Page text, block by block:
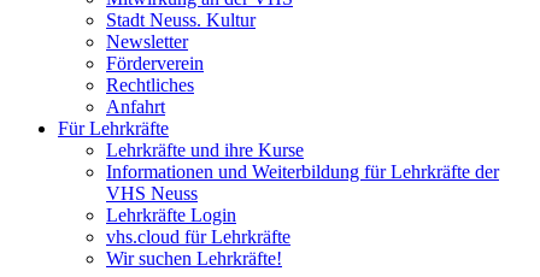
Stadt Neuss. Kultur
Newsletter
Förderverein
Rechtliches
Anfahrt
Für Lehrkräfte
Lehrkräfte und ihre Kurse
Informationen und Weiterbildung für Lehrkräfte der
VHS Neuss
Lehrkräfte Login
vhs.cloud für Lehrkräfte
Wir suchen Lehrkräfte!